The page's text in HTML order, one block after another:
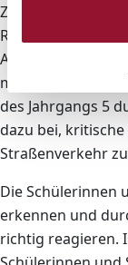
Zum
Reichwein-Schule
ADAC
mit den neu
des Jahrgangs 5
dazu bei,
Straßenverkehr
Die Schülerinnen
erkennen und
richtig reagieren.